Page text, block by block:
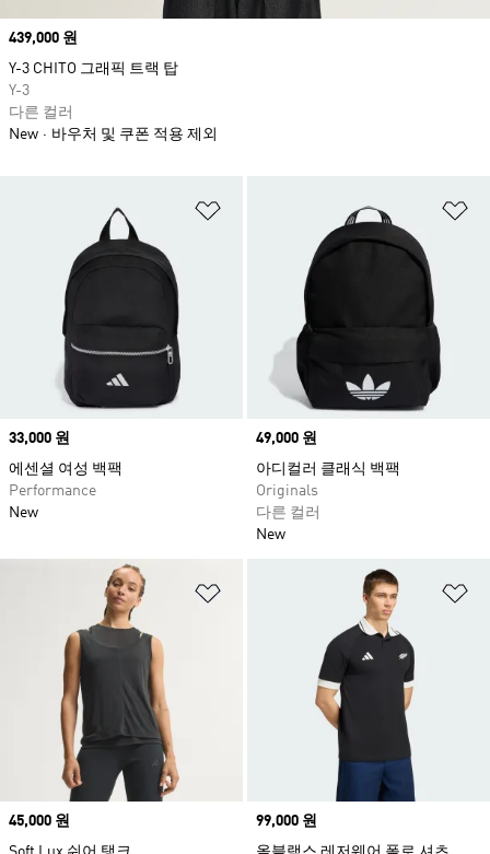
Price
33,000 원
에센셜 여성 백팩
Performance
New
Price
49,000 원
아디컬러 클래식 백팩
Originals
다른 컬러
New
Price
45,000 원
Price
99,000 원
Price
439,000 원
Y-3 CHITO 그래픽 트랙 탑
Y-3
다른 컬러
New
바우처 및 쿠폰 적용 제외